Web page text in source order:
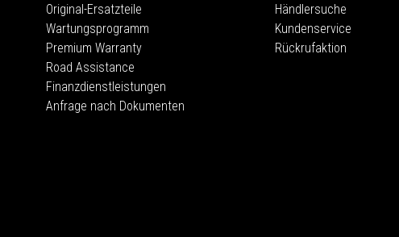
Original-Ersatzteile
Wartungsprogramm
Premium Warranty
Road Assistance
Finanzdienstleistungen
Anfrage nach Dokumenten
Händlersuche
Kundenservice
Rückrufaktion